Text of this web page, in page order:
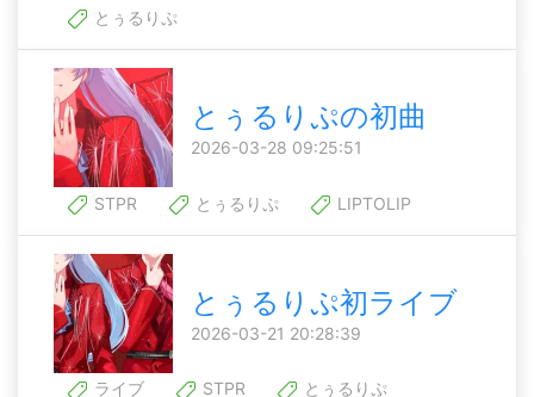
とぅるりぷ
とぅるりぷの初曲
2026-03-28 09:25:51
STPR とぅるりぷ LIPTOLIP
とぅるりぷ初ライブ
2026-03-21 20:28:39
ライブ STPR とぅるりぷ